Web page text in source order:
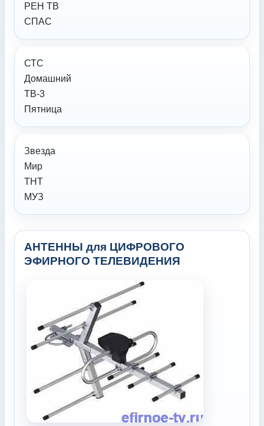
РЕН ТВ
СПАС
СТС
Домашний
ТВ-3
Пятница
Звезда
Мир
ТНТ
МУЗ
АНТЕННЫ для ЦИФРОВОГО
ЭФИРНОГО ТЕЛЕВИДЕНИЯ